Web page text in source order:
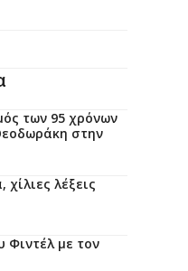
των 95 χρόνων
στην
χίλιες λέξεις
Φιντέλ με τον